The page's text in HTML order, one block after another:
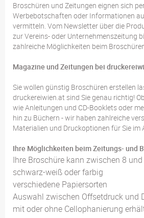
Broschüren und Zeitungen eignen sich
Werbebotschaften oder Informationen
vermitteln. Vom Newsletter über die
zur Vereins- oder Unternehmenszeitung
zahlreiche Möglichkeiten beim
Magazine und Zeitungen bei
Sie wollen günstig Broschüren erstellen
druckereiwien.at sind Sie genau richtig!
wie Anleitungen und CD-Booklets oder
hin zu Büchern - wir haben zahlreiche
Materialien und Druckoptionen für Sie im
Ihre Möglichkeiten beim Zeitungs- und
Ihre Broschüre kann zwischen 8
schwarz-weiß oder farbig
verschiedene Papiersorten
Auswahl zwischen Offsetdruck und
mit oder ohne Cellophanierung